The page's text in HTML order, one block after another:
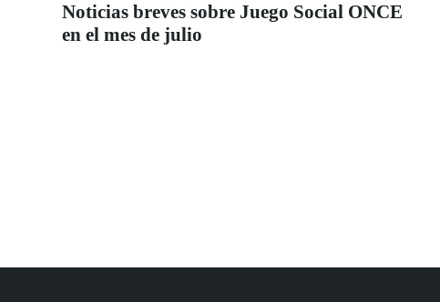
Noticias breves sobre Juego Social ONCE
en el mes de julio